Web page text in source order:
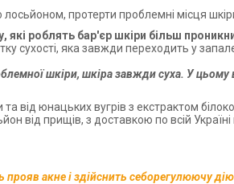
протерти проблемні місця
які роблять бар'єр шкіри більш
сухості, яка завжди переходить у
шкіри, шкіра завжди суха. У
від юнацьких вугрів з екстрактом
від прищів, з доставкою по всій
акне і здійснить себорегулюючу